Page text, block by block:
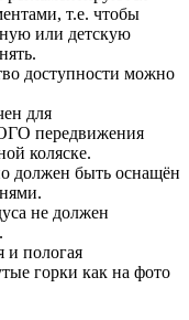
т.е. чтобы
или детскую
доступности можно
для
передвижения
коляске.
должен быть оснащён
не должен
и пологая
горки как на фото